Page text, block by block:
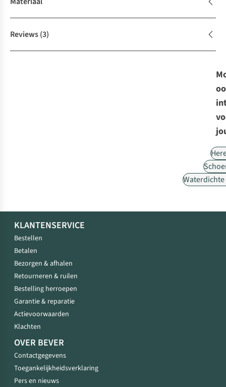
Reviews(3)
KLANTENSERVICE
Bestellen
Betalen
Bezorgen & afhalen
Retourneren & ruilen
Bestelling herroepen
Garantie & reparatie
Actievoorwaarden
Klachten
OVER BEVER
Contactgegevens
Toegankelijkheidsverklaring
Pers en nieuws